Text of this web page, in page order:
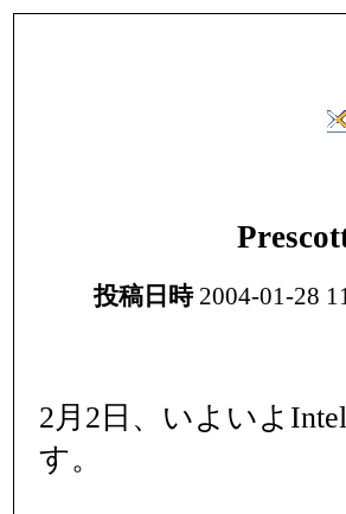
投稿日時2004-01-28
2月2日、いよいよ
す。